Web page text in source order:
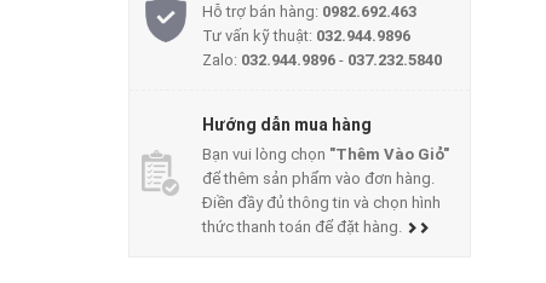
Hỗ trợ bán hàng: 0982.692.463
Tư vấn kỹ thuật: 032.944.9896
Zalo: 032.944.9896 - 037.232.5840
Hướng dẫn mua hàng
Bạn vui lòng chọn "Thêm Vào Giỏ"
để thêm sản phẩm vào đơn hàng.
Điền đầy đủ thông tin và chọn hình
thức thanh toán để đặt hàng.